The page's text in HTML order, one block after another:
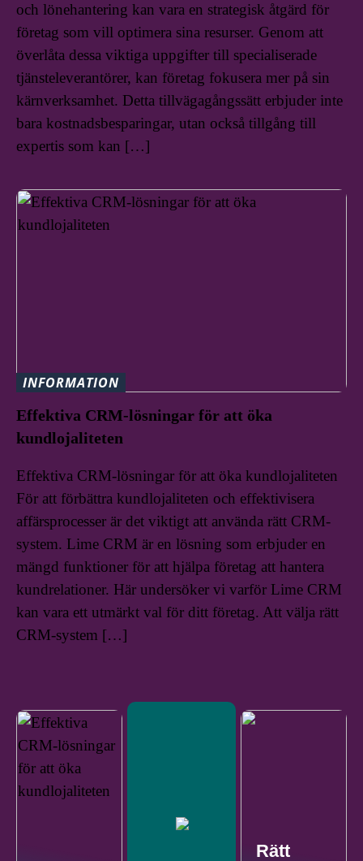
och lönehantering kan vara en strategisk åtgärd för
företag som vill optimera sina resurser. Genom att
överlåta dessa viktiga uppgifter till specialiserade
tjänsteleverantörer, kan företag fokusera mer på sin
kärnverksamhet. Detta tillvägagångssätt erbjuder inte
bara kostnadsbesparingar, utan också tillgång till
expertis som kan […]
INFORMATION
Effektiva CRM-lösningar för att öka
kundlojaliteten
Effektiva CRM-lösningar för att öka kundlojaliteten
För att förbättra kundlojaliteten och effektivisera
affärsprocesser är det viktigt att använda rätt CRM-
system. Lime CRM är en lösning som erbjuder en
mängd funktioner för att hjälpa företag att hantera
kundrelationer. Här undersöker vi varför Lime CRM
kan vara ett utmärkt val för ditt företag. Att välja rätt
CRM-system […]
Rätt